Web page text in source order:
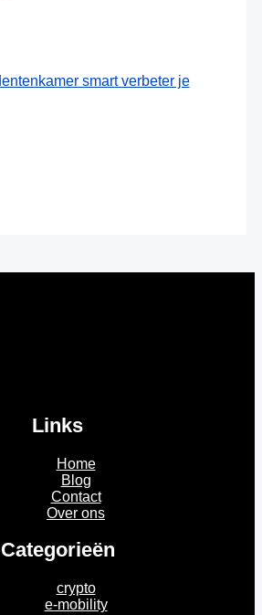
smart verbeter je
Links
Home
Blog
Contact
Over ons
Categorieën
crypto
e-mobility